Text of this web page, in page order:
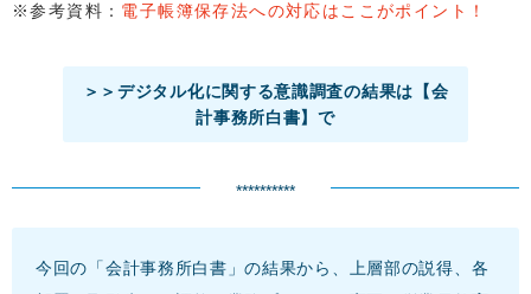
※参考資料： 電子帳簿保存法への対応はここがポイント！
＞＞デジタル化に関する意識調査の結果は【会
計事務所白書】で
**********
今回の「会計事務所白書」の結果から、上層部の説得、各